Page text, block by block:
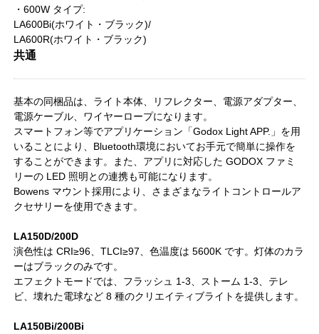
・600W タイプ:
LA600Bi(ホワイト・ブラック)/
LA600R(ホワイト・ブラック)
共通
基本の同梱品は、ライト本体、リフレクター、電源アダプター、
電源ケーブル、ワイヤーロープになります。
スマートフォン等でアプリケーション「Godox Light APP.」を用
いることにより、Bluetooth環境においてお手元で簡単に操作を
することができます。また、アプリに対応した GODOX ファミ
リーの LED 照明との連携も可能になります。
Bowens マウント採用により、さまざまなライトコントロールア
クセサリーを使用できます。
LA150D/200D
演色性は CRI≥96、TLCI≥97、色温度は 5600K です。灯体のカラ
ーはブラックのみです。
エフェクトモードでは、フラッシュ 1-3、ストーム 1-3、テレ
ビ、壊れた電球など 8 種のクリエイティブライトを提供します。
LA150Bi/200Bi